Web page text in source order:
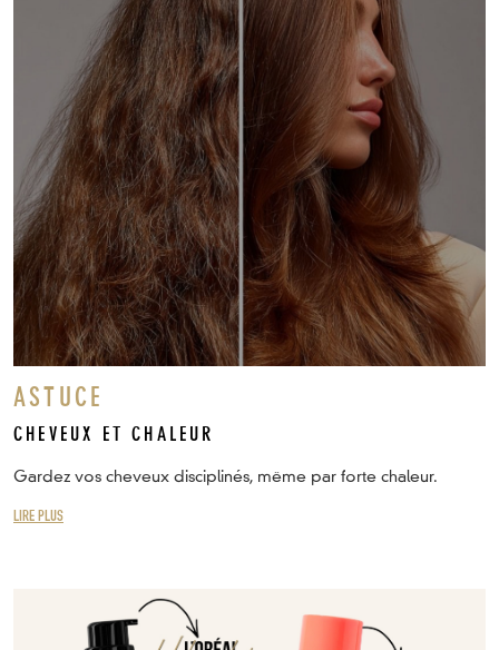
ASTUCE
CHEVEUX ET CHALEUR
Gardez vos cheveux disciplinés, même par forte chaleur.
LIRE PLUS